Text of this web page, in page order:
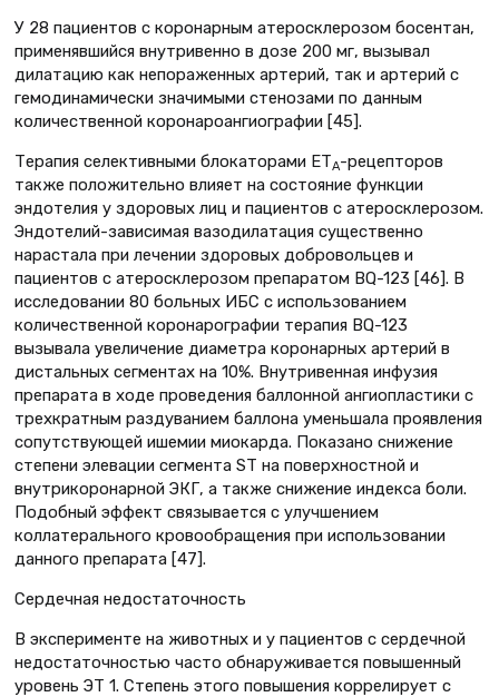
У 28 пациентов с коронарным атеросклерозом босентан,
применявшийся внутривенно в дозе 200 мг, вызывал
дилатацию как непораженных артерий, так и артерий с
гемодинамически значимыми стенозами по данным
количественной коронароангиографии [45].
Терапия селективными блокаторами ЕТА-рецепторов
также положительно влияет на состояние функции
эндотелия у здоровых лиц и пациентов с атеросклерозом.
Эндотелий-зависимая вазодилатация существенно
нарастала при лечении здоровых добровольцев и
пациентов с атеросклерозом препаратом BQ-123 [46]. В
исследовании 80 больных ИБС с использованием
количественной коронарографии терапия BQ-123
вызывала увеличение диаметра коронарных артерий в
дистальных сегментах на 10%. Внутривенная инфузия
препарата в ходе проведения баллонной ангиопластики с
трехкратным раздуванием баллона уменьшала проявления
сопутствующей ишемии миокарда. Показано снижение
степени элевации сегмента ST на поверхностной и
внутрикоронарной ЭКГ, а также снижение индекса боли.
Подобный эффект связывается с улучшением
коллатерального кровообращения при использовании
данного препарата [47].
Сердечная недостаточность
В эксперименте на животных и у пациентов с сердечной
недостаточностью часто обнаруживается повышенный
уровень ЭТ 1. Степень этого повышения коррелирует с